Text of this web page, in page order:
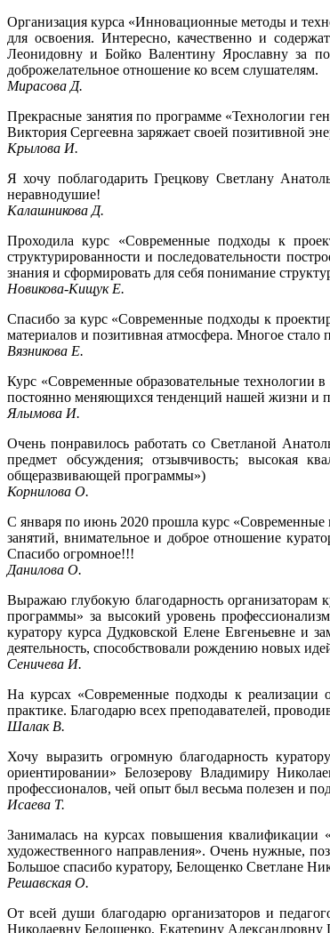
Организация курса «Инновационные методы и
для освоения. Интересно, качественно и
Леонидовну и Бойко Валентину Ярославну за
доброжелательное отношение ко всем слушателям.
Мирасова Д.
Прекрасные занятия по программе «Технологии
Виктория Сергеевна заряжает своей позитивной
Крылова И.
Я хочу поблагодарить Грецкову Светлану
неравнодушие!
Калашникова Д.
Проходила курс «Современные подходы к
структурированности и последовательности
знания и сформировать для себя понимание
Новикова-Кищук Е.
Спасибо за курс «Современные подходы к
материалов и позитивная атмосфера. Многое стало
Вязникова Е.
Курс «Современные образовательные технологии
постоянно меняющихся тенденций нашей жизни и
Ялымова И.
Очень понравилось работать со Светланой
предмет обсуждения; отзывчивость; высокая
общеразвивающей программы»)
Корнилова О.
С января по июнь 2020 прошла курс «Современные
занятий, внимательное и доброе отношение
Спасибо огромное!!!
Данилова О.
Выражаю глубокую благодарность организаторам
программы» за высокий уровень
куратору курса Дудковской Елене Евгеньевне и
деятельность, способствовали рождению новых
Сеничева И.
На курсах «Современные подходы к реализации
практике. Благодарю всех преподавателей,
Шалак В.
Хочу выразить огромную благодарность
ориентировании» Белозерову Владимиру
профессионалов, чей опыт был весьма полезен и
Исаева Т.
Занималась на курсах повышения квалификации
художественного направления». Очень нужные,
Большое спасибо куратору, Белощенко Светлане
Решавская О.
От всей души благодарю организаторов и
Николаевну Белощенко, Екатерину Александровну